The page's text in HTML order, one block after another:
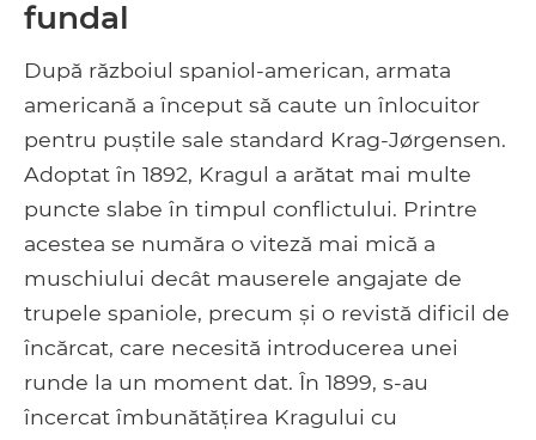
fundal
După războiul spaniol-american, armata
americană a început să caute un înlocuitor
pentru puștile sale standard Krag-Jørgensen.
Adoptat în 1892, Kragul a arătat mai multe
puncte slabe în timpul conflictului. Printre
acestea se număra o viteză mai mică a
muschiului decât mauserele angajate de
trupele spaniole, precum și o revistă dificil de
încărcat, care necesită introducerea unei
runde la un moment dat. În 1899, s-au
încercat îmbunătățirea Kragului cu